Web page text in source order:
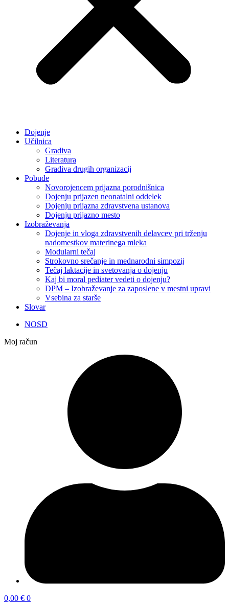
Dojenje
Učilnica
Gradiva
Literatura
Gradiva drugih organizacij
Pobude
Novorojencem prijazna porodnišnica
Dojenju prijazen neonatalni oddelek
Dojenju prijazna zdravstvena ustanova
Dojenju prijazno mesto
Izobraževanja
Dojenje in vloga zdravstvenih delavcev pri trženju
nadomestkov materinega mleka
Modularni tečaj
Strokovno srečanje in mednarodni simpozij
Tečaj laktacije in svetovanja o dojenju
Kaj bi moral pediater vedeti o dojenju?
DPM – Izobraževanje za zaposlene v mestni upravi
Vsebina za starše
Slovar
NOSD
Moj račun
0,00 € 0